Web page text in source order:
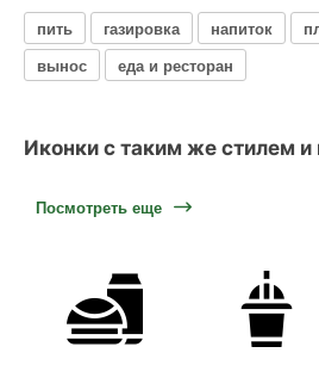
пить газировка напиток
вынос
еда и ресторан
Иконки с таким же стилем и
Посмотреть еще